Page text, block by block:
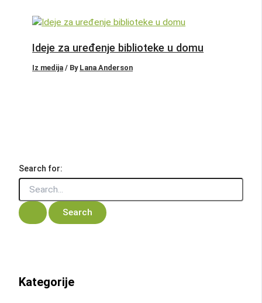
Ideje za uređenje biblioteke u domu
Iz medija / By Lana Anderson
Search for:
Kategorije